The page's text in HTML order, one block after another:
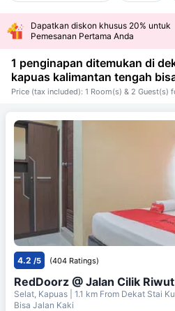
Dapatkan diskon khusus 20% untuk
Pemesanan Pertama Anda
1 penginapan ditemukan di
kapuas kalimantan tengah
Price (tax included): 1 Room(s) & 2 Guest(s)
4.2 /5 (404 Ratings)
RedDoorz @ Jalan Cilik
Selat, Kapuas | 1.1 km From Dekat Stai
Bisa Jalan Kaki